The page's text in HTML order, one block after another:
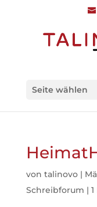
Seite wählen
von talinovo|
Schreibforum |